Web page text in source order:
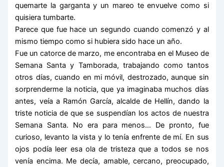
quemarte la garganta y un mareo te envuelve como si
quisiera tumbarte.
Parece que fue hace un segundo cuando comenzó y al
mismo tiempo como si hubiera sido hace un año.
Fue un catorce de marzo, me encontraba en el Museo de
Semana Santa y Tamborada, trabajando como tantos
otros días, cuando en mi móvil, destrozado, aunque sin
sorprenderme la noticia, que ya imaginaba muchos días
antes, veía a Ramón García, alcalde de Hellín, dando la
triste noticia de que se suspendían los actos de nuestra
Semana Santa. No era para menos… De pronto, fue
curioso, levanto la vista y lo tenía enfrente de mí. En sus
ojos podía leer esa ola de tristeza que a todos se nos
venía encima. Me decía, amable, cercano, preocupado,